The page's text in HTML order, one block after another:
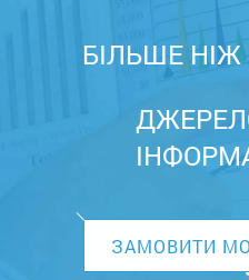
БІЛЬШЕ НІЖ
ЗАМОВИТИ